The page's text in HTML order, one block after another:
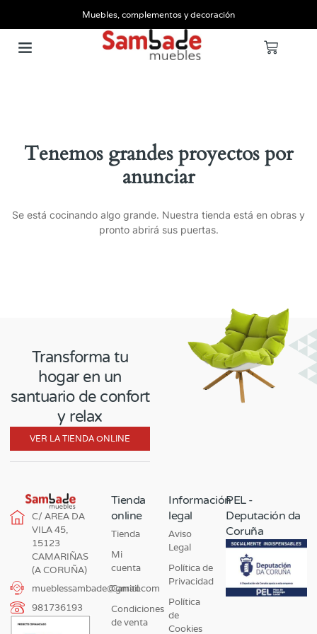
Muebles, complementos y decoración
Tenemos grandes proyectos por
anunciar
Se está cocinando algo grande. Nuestra tienda está en obras y
pronto abrirá sus puertas.
Transforma tu
hogar en un
santuario de confort
y relax
VER LA TIENDA ONLINE
C/ AREA DA
VILA 45,
15123
CAMARIÑAS
(A CORUÑA)
mueblessambade@gmail.com
981736193
Tienda
online
Tienda
Mi
cuenta
Carrito
Condiciones
de venta
Información
legal
Aviso
Legal
Política de
Privacidad
Política
de
Cookies
PEL -
Deputación da
Coruña